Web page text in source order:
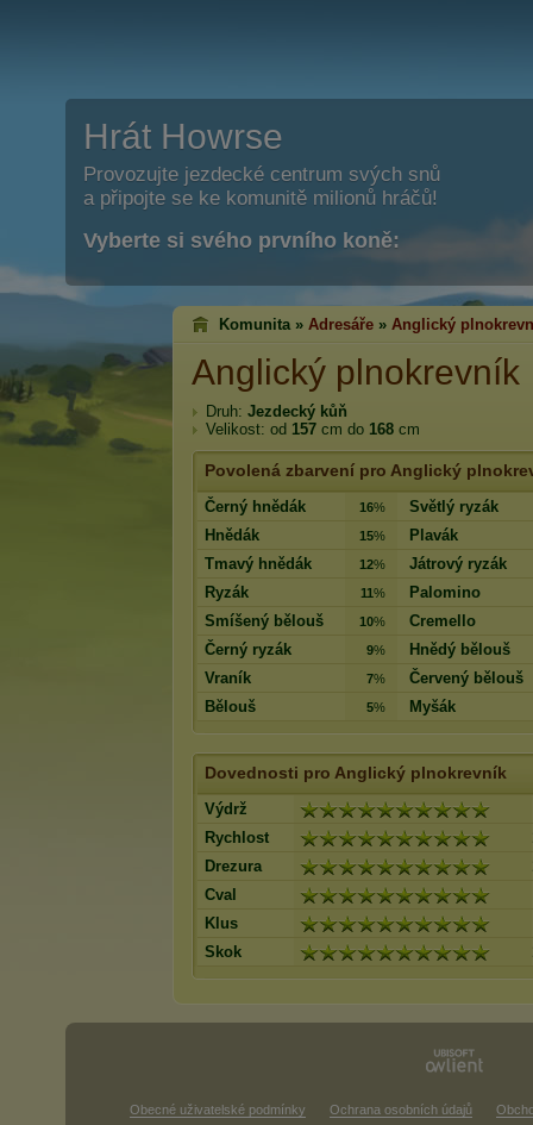
Hrát Howrse
Provozujte jezdecké centrum svých snů
a připojte se ke komunitě milionů hráčů!
Vyberte si svého prvního koně:
Komunita » Adresáře » Anglický
Anglický plnokrevník
Druh: Jezdecký kůň
Velikost: od 157 cm do 168 cm
Povolená zbarvení pro Anglický
Černý hnědák 16%
Světlý ryzák
Hnědák
15%
Plavák
Tmavý hnědák
12%
Játrový ryzák
Ryzák
11%
Palomino
Smíšený bělouš
10%
Cremello
Černý ryzák
9%
Hnědý bělouš
Vraník
7%
Červený bělouš
Bělouš
5% Myšák
Dovednosti pro Anglický plnokrevník
Výdrž
Rychlost
Drezura
Cval
Klus
Skok
Obecné uživatelské podmínky Ochrana osobních údajů